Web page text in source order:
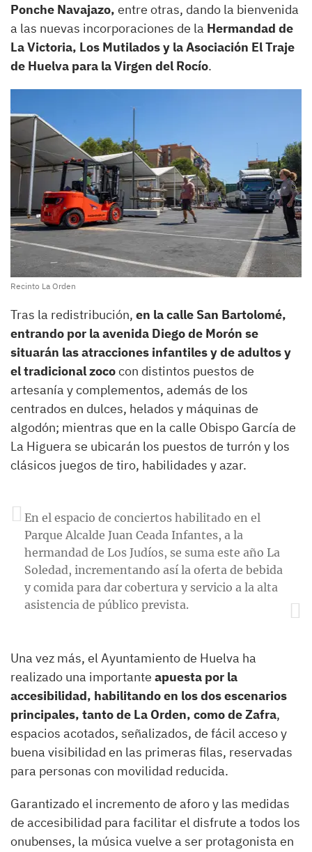
Ponche Navajazo, entre otras, dando la bienvenida
a las nuevas incorporaciones de la Hermandad de
La Victoria, Los Mutilados y la Asociación El Traje
de Huelva para la Virgen del Rocío.
Recinto La Orden
Tras la redistribución, en la calle San Bartolomé,
entrando por la avenida Diego de Morón se
situarán las atracciones infantiles y de adultos y
el tradicional zococon distintos puestos de
artesanía y complementos, además de los
centrados en dulces, helados y máquinas de
algodón; mientras que en la calle Obispo García de
La Higuera se ubicarán los puestos de turrón y los
clásicos juegos de tiro, habilidades y azar.
En el espacio de conciertos habilitado en el
Parque Alcalde Juan Ceada Infantes, a la
hermandad de Los Judíos, se suma este año La
Soledad, incrementando así la oferta de bebida
y comida para dar cobertura y servicio a la alta
asistencia de público prevista.
Una vez más, el Ayuntamiento de Huelva ha
realizado una importante apuesta por la
accesibilidad, habilitando en los dos escenarios
principales, tanto de La Orden, como de Zafra,
espacios acotados, señalizados, de fácil acceso y
buena visibilidad en las primeras filas, reservadas
para personas con movilidad reducida.
Garantizado el incremento de aforo y las medidas
de accesibilidad para facilitar el disfrute a todos los
onubenses, la música vuelve a ser protagonista en